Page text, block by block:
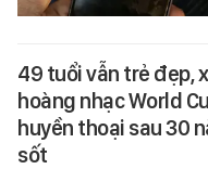
49 tuổi vẫn trẻ đẹp,
hoàng nhạc World
huyền thoại sau 30
sốt